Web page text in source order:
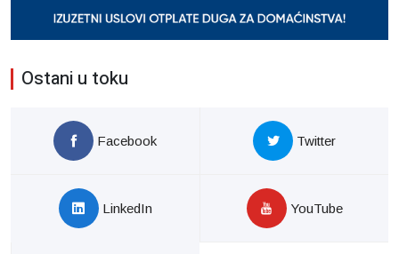
Ostani u toku
Facebook Twitter
LinkedIn YouTube